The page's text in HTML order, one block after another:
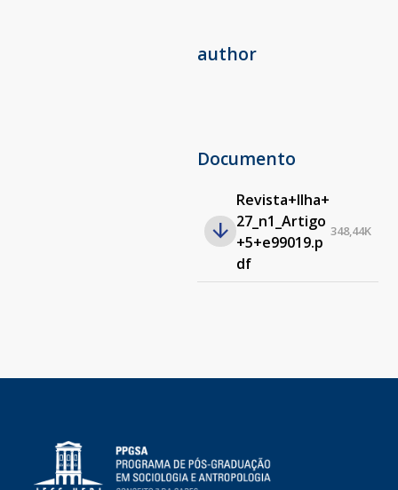
author
Documento
Revista+Ilha+
27_n1_Artigo
+5+e99019.p
df
348,44K